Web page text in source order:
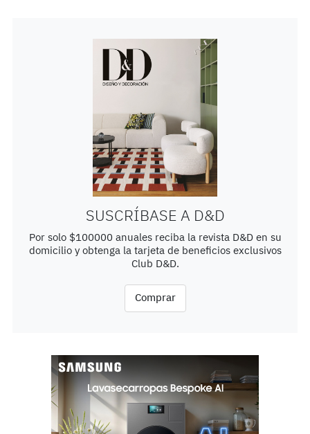
SUSCRÍBASE A D&D
Por solo $100000 anuales reciba la revista D&D en su
domicilio y obtenga la tarjeta de beneficios exclusivos
Club D&D.
Comprar